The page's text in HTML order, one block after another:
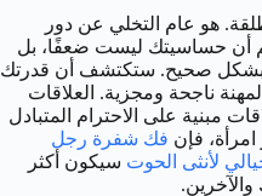
هو عام التخلي عن دور
أن حساسيتك ليست ضعفًا، بل
بشكل صحيح. ستكتشف أن قدرتك
ناجحة ومجزية. العلاقات
مبنية على الاحترام المتبادل
فإن فك شفرة رجل
لأنثى الحوت سيكون أكثر